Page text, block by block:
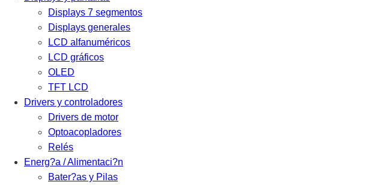
Displays 7 segmentos
Displays generales
LCD alfanuméricos
LCD gráficos
OLED
TFT LCD
Drivers y controladores
Drivers de motor
Optoacopladores
Relés
Energ?a / Alimentaci?n
Bater?as y Pilas